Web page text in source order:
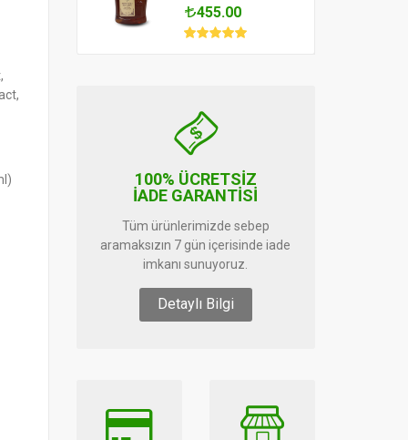
455.00
100% ÜCRETSİZ
İADE GARANTİSİ
Tüm ürünlerimizde sebep
aramaksızın 7 gün içerisinde iade
imkanı sunuyoruz.
Detaylı Bilgi